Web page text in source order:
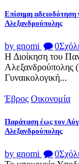
Επίσημη
Αλεξανδρούπολης
by gnomi 0
Η Διοίκηση του
Αλεξανδρούπολης
Γυναικολογική...
Έβρος Οικονομία
Παράταση έως τον
Αλεξανδρούπολης
by gnomi 0